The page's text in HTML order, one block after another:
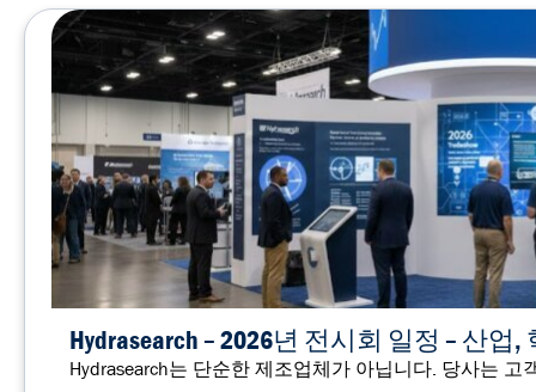
Hydrasearch – 2026년 전시회 일정 – 산
Hydrasearch는 단순한 제조업체가 아닙니다. 당사는